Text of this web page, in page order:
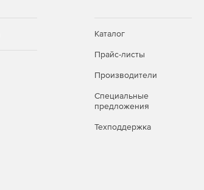
Каталог
Прайс-листы
Производители
Специальные
предложения
Техподдержка